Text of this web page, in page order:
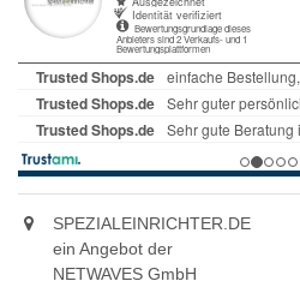
SPEZIALEINRICHTER.DE
ein Angebot der
NETWAVES GmbH